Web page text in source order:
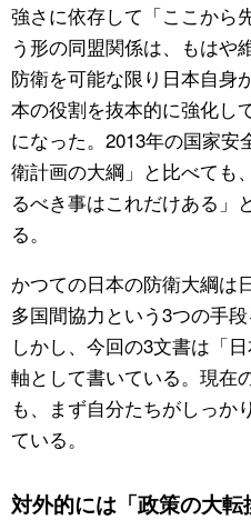
強さに依存して「ここから
う形の同盟関係は、もはや
防衛を可能な限り日本自身
本の役割を抜本的に強化し
になった。2013年の国家
衛計画の大綱」と比べても
るべき事はこれだけある」
る。
かつての日本の防衛大綱は
多国間協力という3つの手
しかし、今回の3文書は「
軸として書いている。現在
も、まず自分たちがしっか
ている。
対外的には「政策の大